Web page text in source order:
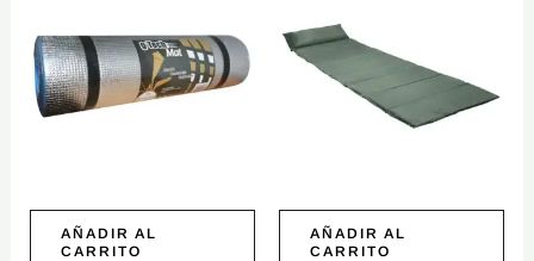
AÑADIR AL
CARRITO
AÑADIR AL
CARRITO